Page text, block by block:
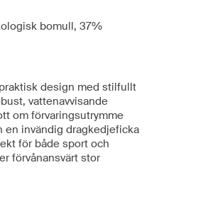
bomull, 37%
design med stilfullt
vattenavvisande
om förvaringsutrymme
en invändig dragkedjeficka
för både sport och
förvånansvärt stor